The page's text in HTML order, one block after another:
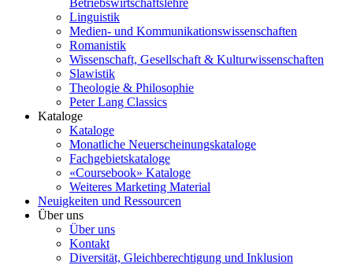
Betriebswirtschaftslehre
Linguistik
Medien- und Kommunikationswissenschaften
Romanistik
Wissenschaft, Gesellschaft & Kulturwissenschaften
Slawistik
Theologie & Philosophie
Peter Lang Classics
Kataloge
Kataloge
Monatliche Neuerscheinungskataloge
Fachgebietskataloge
«Coursebook» Kataloge
Weiteres Marketing Material
Neuigkeiten und Ressourcen
Über uns
Über uns
Kontakt
Diversität, Gleichberechtigung und Inklusion